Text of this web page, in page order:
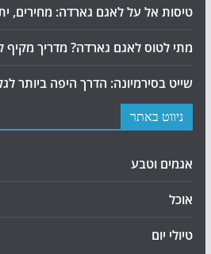
טיסות אל על לאגם גארדה: מחירים,
מתי לטוס לאגם גארדה? מדריך
שייט בסירמיונה: הדרך היפה ביותר
ניווט באתר
אגמים וטבע
אוכל
טיולי יום